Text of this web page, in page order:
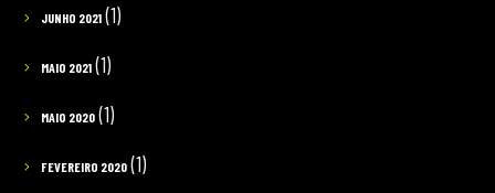
JUNHO 2021(1)
MAIO 2021(1)
MAIO 2020(1)
FEVEREIRO 2020(1)